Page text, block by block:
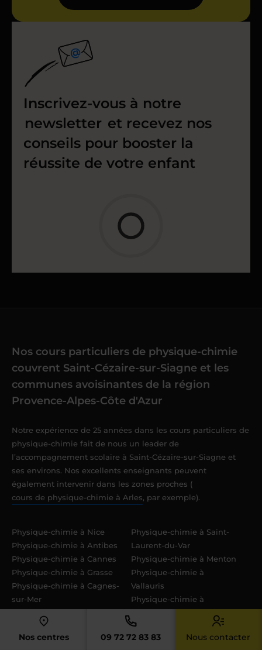
Nos centres 09 72 72 83 83 Nous contacter
Inscrivez-vous à notre
newsletter et recevez nos
conseils pour booster la
réussite de votre enfant
Nos cours particuliers de physique-chimie
couvrent Saint-Cézaire-sur-Siagne et les
communes avoisinantes de la région
Provence-Alpes-Côte d'Azur
Notre expérience de 25 années dans les cours particuliers de
physique-chimie fait de nous un leader de
l’accompagnement scolaire à Saint-Cézaire-sur-Siagne et
ses environs. Nos excellents enseignants peuvent
également intervenir dans les zones proches (
cours de physique-chimie à Arles, par exemple).
Physique-chimie à Nice
Physique-chimie à Antibes
Physique-chimie à Cannes
Physique-chimie à Grasse
Physique-chimie à Cagnes-
sur-Mer
Physique-chimie à Saint-
Laurent-du-Var
Physique-chimie à Menton
Physique-chimie à
Vallauris
Physique-chimie à
Physique-chimie à
Mougins